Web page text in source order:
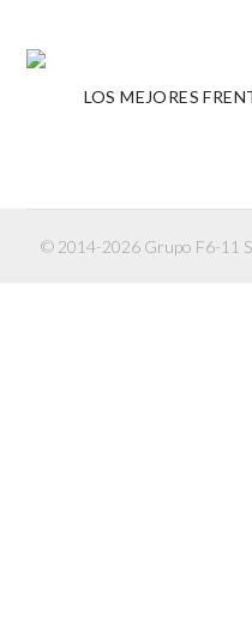
LOS MEJORES
© 2014-2026 Grupo F6-11